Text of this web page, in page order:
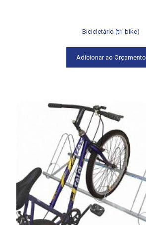
Bicicletário (tri-bike)
Adicionar ao Orçamento